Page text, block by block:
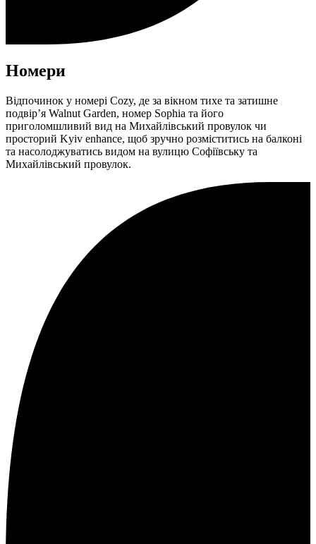
Номери
Відпочинок у номері Cozy, де за вікном тихе та затишне
подвір’я Walnut Garden, номер Sophia та його
приголомшливий вид на Михайлівський провулок чи
просторий Kyiv enhance, щоб зручно розміститись на балконі
та насолоджуватись видом на вулицю Софіївську та
Михайлівський провулок.